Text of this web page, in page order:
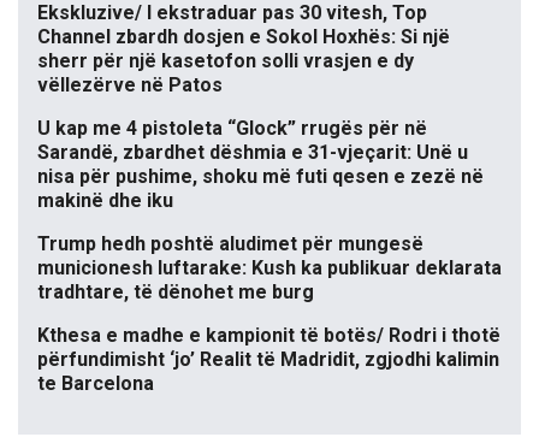
Ekskluzive/ I ekstraduar pas 30 vitesh, Top
Channel zbardh dosjen e Sokol Hoxhës: Si një
sherr për një kasetofon solli vrasjen e dy
vëllezërve në Patos
U kap me 4 pistoleta “Glock” rrugës për në
Sarandë, zbardhet dëshmia e 31-vjeçarit: Unë u
nisa për pushime, shoku më futi qesen e zezë në
makinë dhe iku
Trump hedh poshtë aludimet për mungesë
municionesh luftarake: Kush ka publikuar deklarata
tradhtare, të dënohet me burg
Kthesa e madhe e kampionit të botës/ Rodri i thotë
përfundimisht ‘jo’ Realit të Madridit, zgjodhi kalimin
te Barcelona